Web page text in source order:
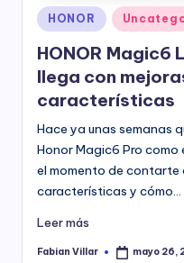
Publicado
en
HONOR
HONOR Magic6
llega con
características
Hace ya unas semanas
Honor Magic6 Pro
el momento de contarte
características y cómo…
Leer más
Publicado
Fabian Villar mayo 26,